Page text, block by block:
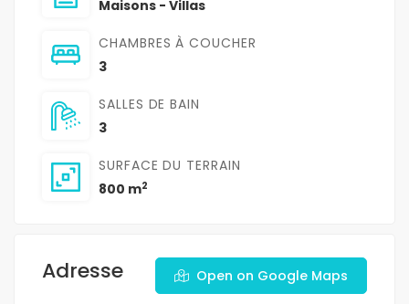
Maisons - Villas
CHAMBRES À COUCHER
3
SALLES DE BAIN
3
SURFACE DU TERRAIN
800 m2
Adresse Open on Google Maps